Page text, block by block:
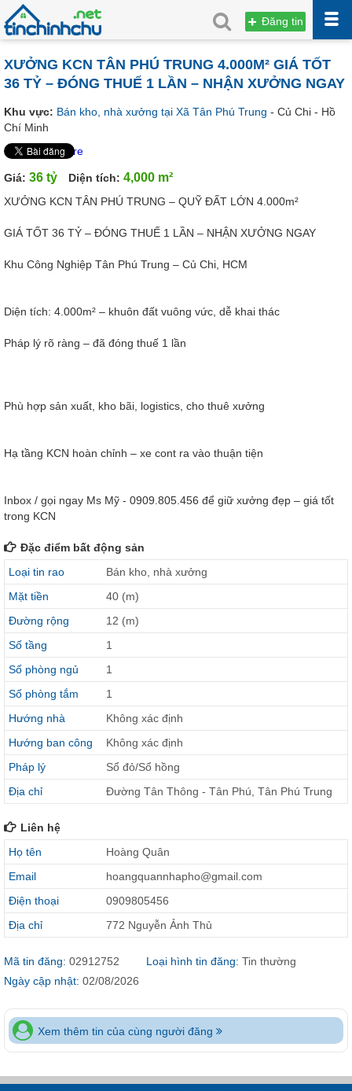
Đăng tin
XƯỞNG KCN TÂN PHÚ TRUNG 4.000M² GIÁ TỐT
36 TỶ – ĐÓNG THUẾ 1 LẦN – NHẬN XƯỞNG NGAY
Khu vực: Bán kho, nhà xưởng tại Xã Tân Phú Trung - Củ Chi - Hồ
Chí Minh
Share
Giá: 36 tỷ Diện tích: 4,000 m²
XƯỞNG KCN TÂN PHÚ TRUNG – QUỸ ĐẤT LỚN 4.000m²
GIÁ TỐT 36 TỶ – ĐÓNG THUẾ 1 LẦN – NHẬN XƯỞNG NGAY
Khu Công Nghiệp Tân Phú Trung – Củ Chi, HCM
Diện tích: 4.000m² – khuôn đất vuông vức, dễ khai thác
Pháp lý rõ ràng – đã đóng thuế 1 lần
Phù hợp sản xuất, kho bãi, logistics, cho thuê xưởng
Hạ tầng KCN hoàn chỉnh – xe cont ra vào thuận tiện
Inbox / gọi ngay Ms Mỹ - 0909.805.456 để giữ xưởng đẹp – giá tốt
trong KCN
Đặc điểm bất động sản
Loại tin rao
Bán kho, nhà xưởng
Mặt tiền
40 (m)
Đường rộng
12 (m)
Số tầng
1
Số phòng ngủ
1
Số phòng tắm
1
Hướng nhà
Không xác định
Hướng ban công
Không xác định
Pháp lý
Sổ đỏ/Sổ hồng
Địa chỉ
Đường Tân Thông - Tân Phú, Tân Phú Trung
Liên hệ
Họ tên
Hoàng Quân
Email
hoangquannhapho@gmail.com
Điện thoại
0909805456
Địa chỉ
772 Nguyễn Ảnh Thủ
Mã tin đăng: 02912752 Loại hình tin đăng: Tin thường
Ngày cập nhật: 02/08/2026
Xem thêm tin của cùng người đăng